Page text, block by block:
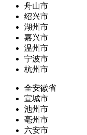
舟山市
绍兴市
湖州市
嘉兴市
温州市
宁波市
杭州市
全安徽省
宣城市
池州市
亳州市
六安市